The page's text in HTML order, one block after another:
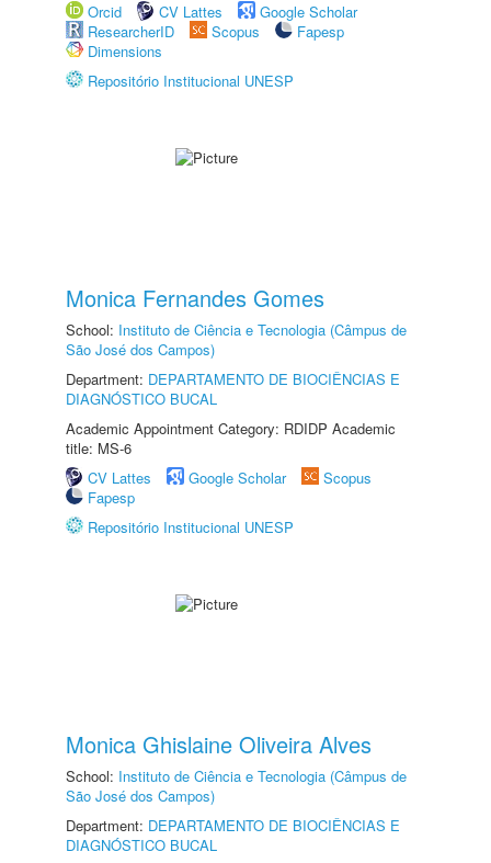
Orcid
CV Lattes
Google Scholar
ResearcherID
Scopus
Fapesp
Dimensions
Repositório Institucional UNESP
Monica Fernandes Gomes
School: Instituto de Ciência e Tecnologia (Câmpus de
São José dos Campos)
Department: DEPARTAMENTO DE BIOCIÊNCIAS E
DIAGNÓSTICO BUCAL
Academic Appointment Category: RDIDP Academic
title: MS-6
CV Lattes
Google Scholar
Scopus
Fapesp
Repositório Institucional UNESP
Monica Ghislaine Oliveira Alves
School: Instituto de Ciência e Tecnologia (Câmpus de
São José dos Campos)
Department: DEPARTAMENTO DE BIOCIÊNCIAS E
DIAGNÓSTICO BUCAL